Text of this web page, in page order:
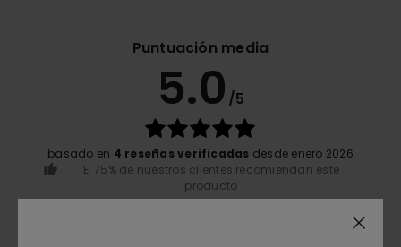
Puntuación media
5.0 /5
basado en 4 reseñas verificadas desde enero 2026
El 75% de nuestros clientes recomiendan este
producto